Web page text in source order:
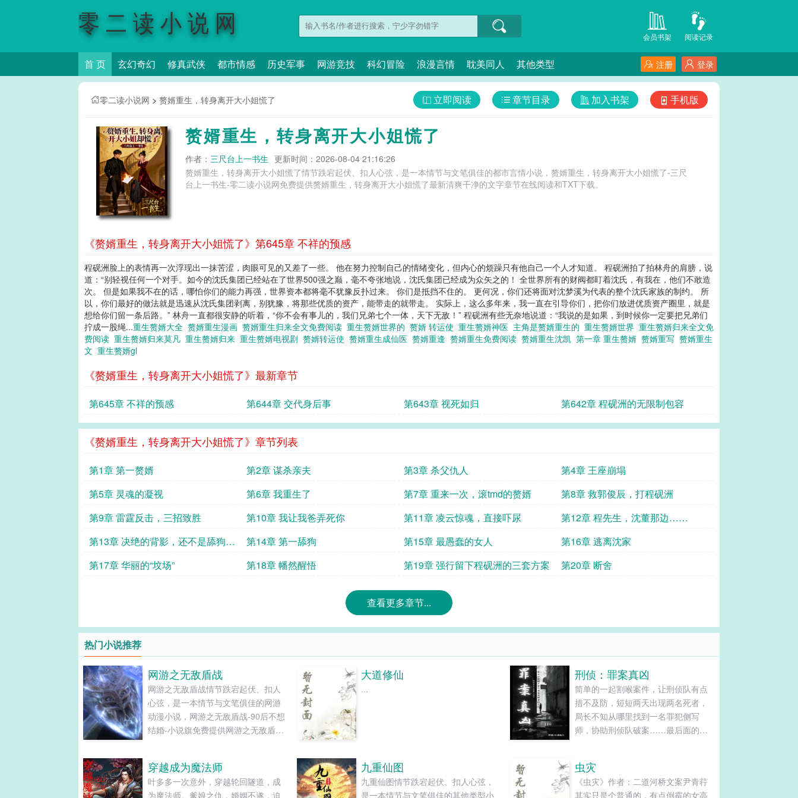
零二读小说网 阅读记录
会员书架
首 页 玄幻奇幻 修真武侠 都市情感 历史军事 网游竞技 科幻冒险 浪漫言情 耽美同人 其他类型 登录
注册
零二读小说网 > 赘婿重生，转身离开大小姐慌了 手机版
加入书架
章节目录
立即阅读
赘婿重生，转身离开大小姐慌了
作者： 三尺台上一书生 更新时间：2026-08-04 21:16:26
赘婿重生，转身离开大小姐慌了情节跌宕起伏、扣人心弦，是一本情节与文笔俱佳的都市言情小说，赘婿重生，转身离开大小姐慌了-三尺
台上一书生-零二读小说网免费提供赘婿重生，转身离开大小姐慌了最新清爽干净的文字章节在线阅读和TXT下载。
《赘婿重生，转身离开大小姐慌了》第645章 不祥的预感
程砚洲脸上的表情再一次浮现出一抹苦涩，肉眼可见的又差了一些。 他在努力控制自己的情绪变化，但内心的烦躁只有他自己一个人才知道。 程砚洲拍了拍林舟的肩膀，说
道：“别轻视任何一个对手。如今的沈氏集团已经站在了世界500强之巅，毫不夸张地说，沈氏集团已经成为众矢之的！ 全世界所有的财阀都盯着沈氏，有我在，他们不敢造
次。 但是如果我不在的话，哪怕你们的能力再强，世界资本都将毫不犹豫反扑过来。 你们是抵挡不住的。 更何况，你们还将面对沈梦溪为代表的整个沈氏家族的制约。 所
以，你们最好的做法就是迅速从沈氏集团剥离，别犹豫，将那些优质的资产，能带走的就带走。 实际上，这么多年来，我一直在引导你们，把你们放进优质资产圈里，就是
想给你们留一条后路。” 林舟一直都很安静的听着，“你不会有事儿的，我们兄弟七个一体，天下无敌！” 程砚洲有些无奈地说道：“我说的是如果，到时候你一定要把兄弟们
拧成一股绳...重生赘婿大全 赘婿重生漫画 赘婿重生归来全文免费阅读 重生赘婿世界的 赘婿 转运使 重生赘婿神医 主角是赘婿重生的 重生赘婿世界 重生赘婿归来全文免
费阅读 重生赘婿归来莫凡 重生赘婿归来 重生赘婿电视剧 赘婿转运使 赘婿重生成仙医 赘婿重逢 赘婿重生免费阅读 赘婿重生沈凯 第一章 重生赘婿 赘婿重写 赘婿重生
文 重生赘婿gl
《赘婿重生，转身离开大小姐慌了》最新章节
第645章 不祥的预感 第644章 交代身后事 第643章 视死如归 第642章 程砚洲的无限制包容
《赘婿重生，转身离开大小姐慌了》章节列表
第1章 第一赘婿 第2章 谋杀亲夫 第3章 杀父仇人
第4章 王座崩塌
第5章 灵魂的凝视
第6章 我重生了 第7章 重来一次，滚tmd的赘婿
第8章 救郭俊辰，打程砚洲
第9章 雷霆反击，三招致胜
第10章 我让我爸弄死你 第11章 凌云惊魂，直接吓尿
第12章 程先生，沈董那边……
第13章 决绝的背影，还不是舔狗一
条
第14章 第一舔狗 第15章 最愚蠢的女人
第16章 逃离沈家
第17章 华丽的“坟场”
第18章 幡然醒悟 第19章 强行留下程砚洲的三套方案 第20章 断舍
查看更多章节...
热门小说推荐
网游之无敌盾战
网游之无敌盾战情节跌宕起伏、扣人
心弦，是一本情节与文笔俱佳的网游
动漫小说，网游之无敌盾战-90后不想
结婚-小说旗免费提供网游之无敌盾战
大道修仙
...
刑侦：罪案真凶
简单的一起割喉案件，让刑侦队有点
措不及防，短短两天出现两名死者，
局长不知从哪里找到一名罪犯侧写
师，协助刑侦队破案……最后面的调
无关案件照片，后面发现这些无关案
情的照片，和一起悬案有关……......
穿越成为魔法师
叶多多一次意外，穿越轮回隧道，成
为魔法师。爹娘之仇，婚姻不遂，迫
九重仙图
九重仙图情节跌宕起伏、扣人心弦，
是一本情节与文笔俱佳的其他类型小
虫灾
《虫灾》作者：二道河桥文案尹青荇
其实只是个普通的，有点倒霉的女高